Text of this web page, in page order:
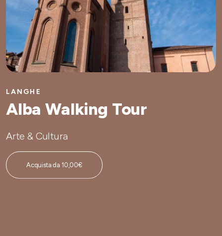
LANGHE
Alba Walking Tour
Arte & Cultura
Acquista da 10,00€